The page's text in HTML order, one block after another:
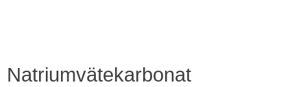
Natriumvätekarbonat